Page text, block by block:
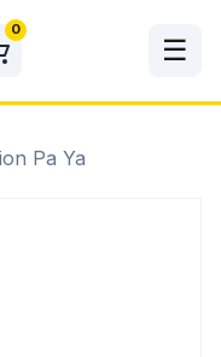
☰
0
Pa Ya